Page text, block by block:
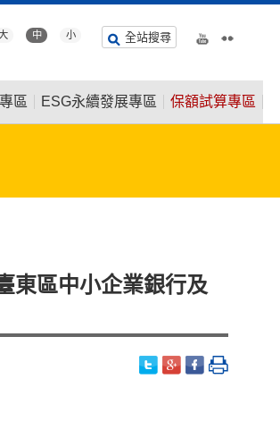
中 小 全站搜尋
區 ESG永續發展專區 保額試算專區
東區中小企業銀行及